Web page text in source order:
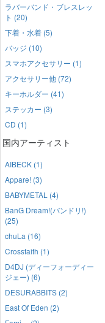
ラバーバンド・ブレスレッ
ト (20)
下着・水着 (5)
バッジ (10)
スマホアクセサリー (1)
アクセサリー他 (72)
キーホルダー (41)
ステッカー (3)
CD (1)
国内アーティスト
AIBECK (1)
Appare! (3)
BABYMETAL (4)
BanG Dream!(バンドリ!)
(25)
chuLa (16)
Crossfaith (1)
D4DJ (ディーフォーディー
ジェー) (6)
DESURABBITS (2)
East Of Eden (2)